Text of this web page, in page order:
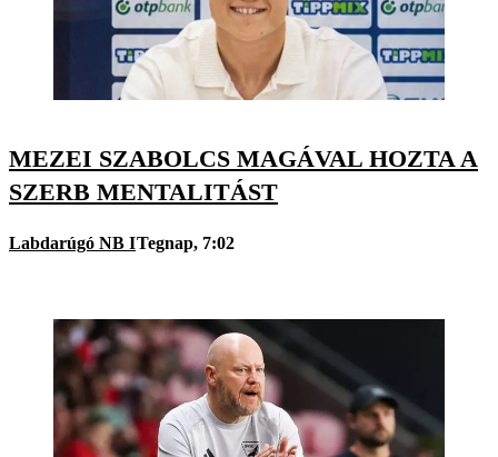
MEZEI SZABOLCS MAGÁVAL HOZTA A
SZERB MENTALITÁST
Labdarúgó NB ITegnap, 7:02